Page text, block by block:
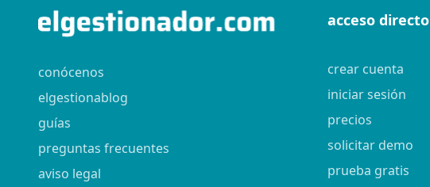
conócenos
elgestionablog
guías
preguntas frecuentes
aviso legal
acceso directo
crear cuenta
iniciar sesión
precios
solicitar demo
prueba gratis